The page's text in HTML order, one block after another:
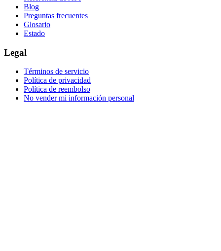
Blog
Preguntas frecuentes
Glosario
Estado
Legal
Términos de servicio
Política de privacidad
Política de reembolso
No vender mi información personal